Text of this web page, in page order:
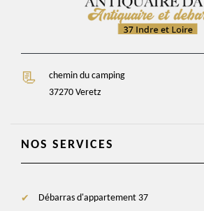
chemin du camping
37270 Veretz
NOS SERVICES
Débarras d'appartement 37